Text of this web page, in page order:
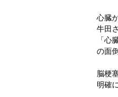
心臓
牛田
「心
の面
脳梗
明確